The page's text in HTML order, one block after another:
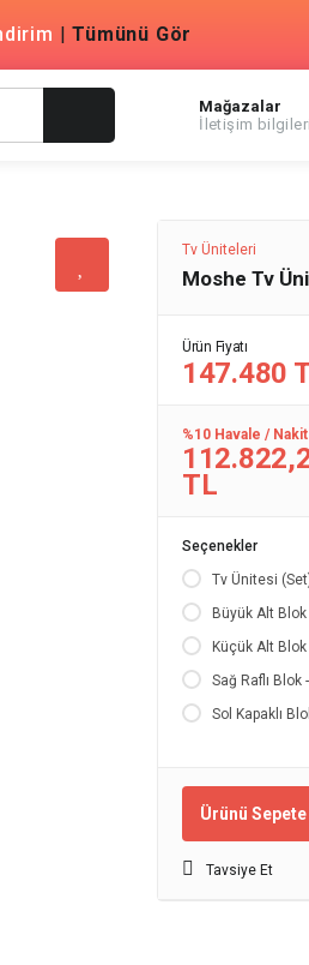
|Tümünü Gör
Mağazalar
İletişim bilgileri
Tv Üniteleri
Moshe Tv
Ürün Fiyatı
147.480
%10 Havale /
TL
Seçenekler
Tv Ünitesi
Büyük Alt
Küçük Alt
Sağ Raflı Blok
Sol Kapaklı
Ürünü
Tavsiye Et